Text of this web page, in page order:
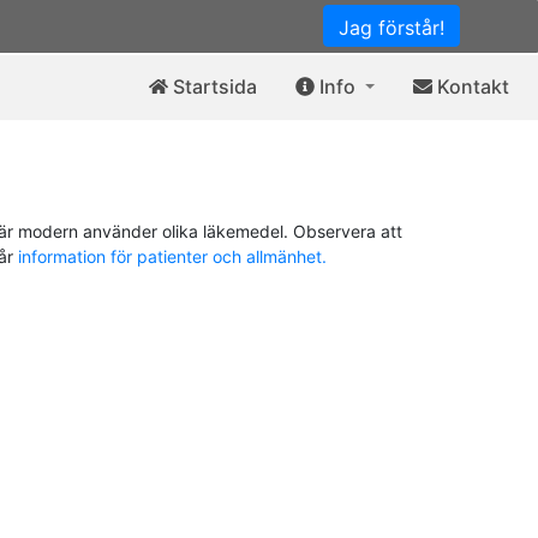
Jag förstår!
Startsida Info Kontakt
modern använder olika läkemedel. Observera att
information för patienter och allmänhet.